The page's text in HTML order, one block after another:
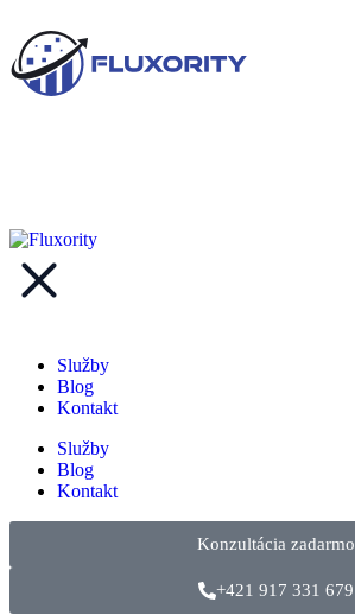
Služby
Blog
Kontakt
Služby
Blog
Kontakt
Konzultácia zadarmo
+421 917 331 679